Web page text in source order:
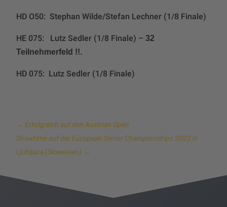
HD O50: Stephan Wilde/Stefan Lechner (1/8 Finale)
HE 075: Lutz Sedler (1/8 Finale) – 32
Teilnehmerfeld !!.
HD 075: Lutz Sedler (1/8 Finale)
← Erfolgreich auf den Austrian Open
Showtime auf der European Senior Championships 2022 in
Ljubljana (Slowenien) →